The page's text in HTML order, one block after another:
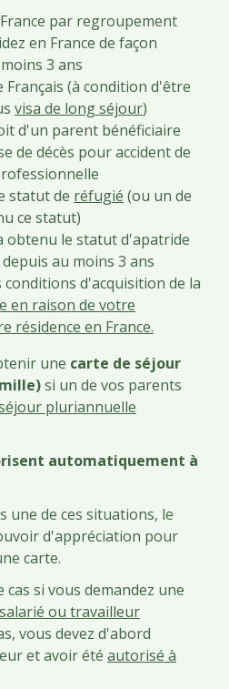
par regroupement
en France de façon
3 ans
Français (à condition d'être
visa de long séjour)
d'un parent bénéficiaire
de décès pour accident de
statut de réfugié (ou un de
ce statut)
obtenu le statut d'apatride
au moins 3 ans
conditions d'acquisition de la
en raison de votre
résidence en France.
une carte de séjour
si un de vos parents
pluriannuelle
automatiquement à
une de ces situations, le
d'appréciation pour
carte.
si vous demandez une
ou travailleur
vous devez d'abord
et avoir été autorisé à